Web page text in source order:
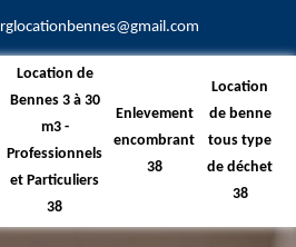
rglocationbennes@gmail.com
Location de
Bennes 3 à 30
m3 -
Professionnels
et Particuliers
38
Enlevement
encombrant
38
Location
de benne
tous type
de déchet
38